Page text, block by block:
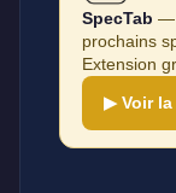
SpecTab —
prochains
Extension
▶ Voir la